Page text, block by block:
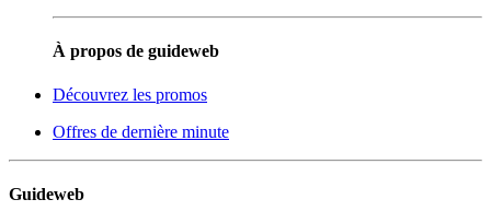
À propos de guideweb
Découvrez les promos
Offres de dernière minute
Guideweb